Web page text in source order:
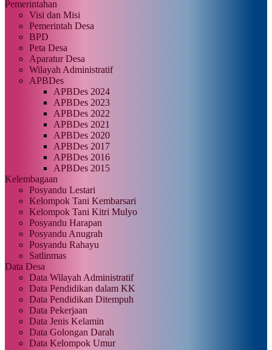
Pemerintahan
Visi dan Misi
Pemerintah Desa
BPD
Peta Desa
Aparatur Desa
Wilayah Administratif
APBDes
APBDes 2024
APBDes 2023
APBDes 2022
APBDes 2021
APBDes 2020
APBDes 2017
APBDes 2016
APBDes 2015
Kelembagaan
Posyandu Lestari
Kelompok Tani Kembarsari
Kelompok Tani Kitri Mulyo
Posyandu Harapan
Posyandu Anugrah
Posyandu Rahayu
Satlinmas
Data Desa
Data Wilayah Administratif
Data Pendidikan dalam KK
Data Pendidikan Ditempuh
Data Pekerjaan
Data Jenis Kelamin
Data Golongan Darah
Data Kelompok Umur